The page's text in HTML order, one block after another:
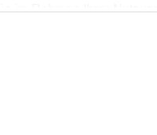
im Rahmen Ihrer